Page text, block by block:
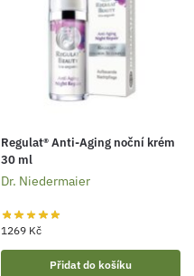
Regulat® Anti-Aging noční krém
30 ml
Dr. Niedermaier
1269 Kč
Přidat do košíku